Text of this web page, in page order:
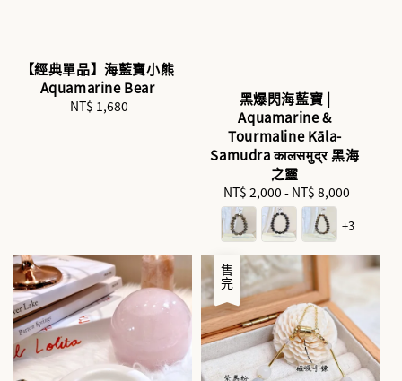
【經典單品】海藍寶小熊
Aquamarine Bear
Regular
NT$ 1,680
黑爆閃海藍寶 |
Aquamarine &
Tourmaline Kāla-
Samudra कालसमुद्र 黑海
之靈
Regular
price
NT$ 2,000 - NT$ 8,000
+3
售完